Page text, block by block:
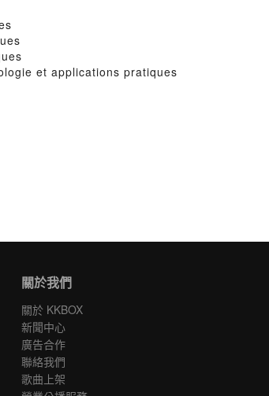
et applications pratiques
關於我們
關於 KKBOX
新聞中心
廣告合作
聯絡我們
歌曲上架